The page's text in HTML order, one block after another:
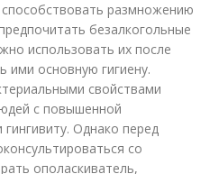
размножению
безалкогольные
использовать их после
ими основную гигиену.
свойствами
с повышенной
Однако перед
со
ополаскиватель,